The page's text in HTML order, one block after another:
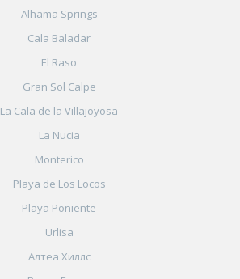
Alhama Springs
Cala Baladar
El Raso
Gran Sol Calpe
La Cala de la Villajoyosa
La Nucia
Monterico
Playa de Los Locos
Playa Poniente
Urlisa
Алтеа Хиллс